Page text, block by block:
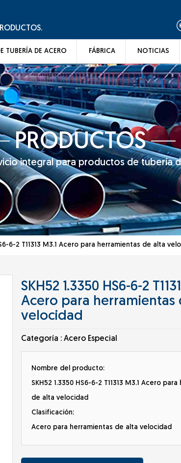
TUBERÍA DE ACERO FÁBRICA NOTICIAS
PRODUCTOS
integral para productos de tubería
6-2 T11313 M3.1 Acero para herramientas de alta
SKH52 1.3350 HS6-6-2
Acero para herramientas
velocidad
Categoría : Acero Especial
Nombre del producto:
SKH52 1.3350 HS6-6-2 T11313 M3.1 Acero
de alta velocidad
Clasificación:
Acero para herramientas de alta velocidad